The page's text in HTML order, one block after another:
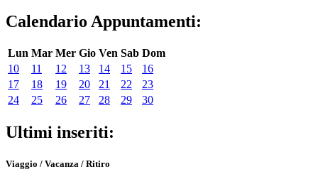
Calendario Appuntamenti:
Lun Mar Mer Gio Ven Sab Dom
10
11 12 13 14 15
16
17
18 19 20 21 22
23
24
25 26 27 28 29 30
Ultimi inseriti:
Viaggio / Vacanza / Ritiro